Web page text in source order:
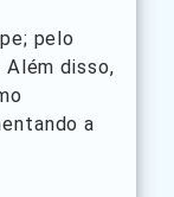
pelo
Além disso,
a